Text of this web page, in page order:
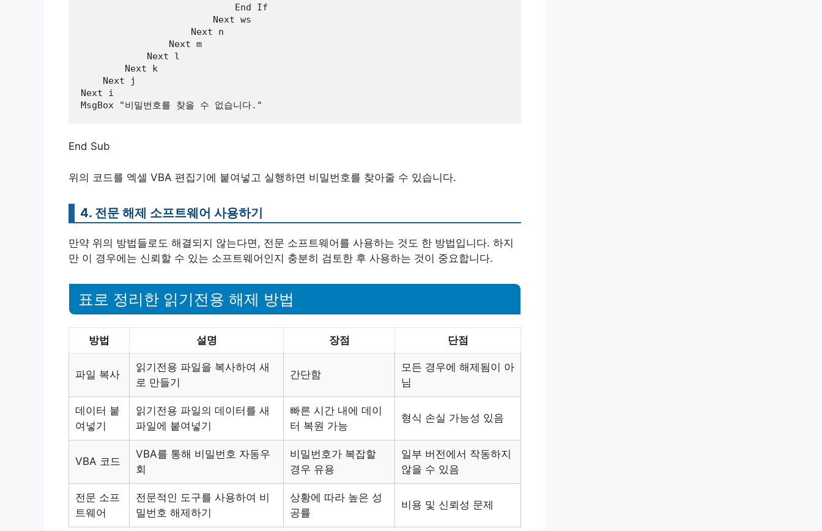
                            End If
                        Next ws
                    Next n
                Next m
            Next l
        Next k
    Next j
Next i
End Sub
위의 코드를 엑셀 VBA 편집기에 붙여넣고 실행하면 비밀번호를 찾아줄 수 있습니다.
4. 전문 해제 소프트웨어 사용하기
만약 위의 방법들로도 해결되지 않는다면, 전문 소프트웨어를 사용하는 것도 한 방법입니다. 하지
만 이 경우에는 신뢰할 수 있는 소프트웨어인지 충분히 검토한 후 사용하는 것이 중요합니다.
표로 정리한 읽기전용 해제 방법
방법 설명 장점 단점
파일 복사
읽기전용 파일을 복사하여 새
로 만들기
간단함
모든 경우에 해제됨이 아
님
데이터 붙
여넣기
읽기전용 파일의 데이터를 새
파일에 붙여넣기
빠른 시간 내에 데이
터 복원 가능
형식 손실 가능성 있음
VBA 코드
VBA를 통해 비밀번호 자동우
회
비밀번호가 복잡할
경우 유용
일부 버전에서 작동하지
않을 수 있음
전문 소프
트웨어
전문적인 도구를 사용하여 비
밀번호 해제하기
상황에 따라 높은 성
공률
비용 및 신뢰성 문제